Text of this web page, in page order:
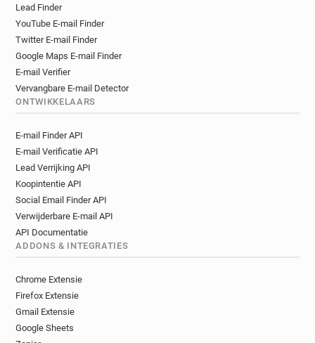
Lead Finder
YouTube E-mail Finder
Twitter E-mail Finder
Google Maps E-mail Finder
E-mail Verifier
Vervangbare E-mail Detector
ONTWIKKELAARS
E-mail Finder API
E-mail Verificatie API
Lead Verrijking API
Koopintentie API
Social Email Finder API
Verwijderbare E-mail API
API Documentatie
ADDONS & INTEGRATIES
Chrome Extensie
Firefox Extensie
Gmail Extensie
Google Sheets